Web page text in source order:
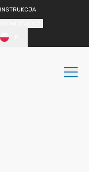
INSTRUKCJA